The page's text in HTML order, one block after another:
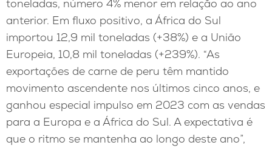
toneladas, número 4% menor em relação ao ano
anterior. Em fluxo positivo, a África do Sul
importou 12,9 mil toneladas (+38%) e a União
Europeia, 10,8 mil toneladas (+239%). “As
exportações de carne de peru têm mantido
movimento ascendente nos últimos cinco anos, e
ganhou especial impulso em 2023 com as vendas
para a Europa e a África do Sul. A expectativa é
que o ritmo se mantenha ao longo deste ano”,